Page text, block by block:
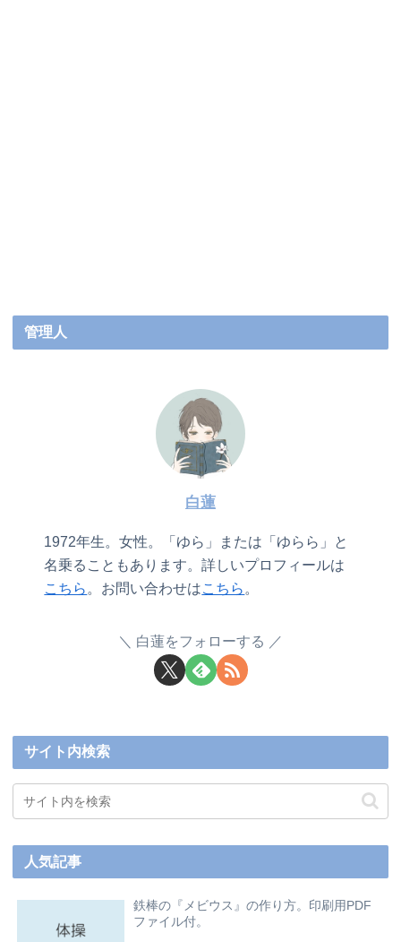
管理人
白蓮
1972年生。女性。「ゆら」または「ゆらら」と
名乗ることもあります。詳しいプロフィールは
こちら 。お問い合わせはこちら 。
白蓮をフォローする
サイト内検索
人気記事
鉄棒の『メビウス』の作り方。印刷用PDF
ファイル付。